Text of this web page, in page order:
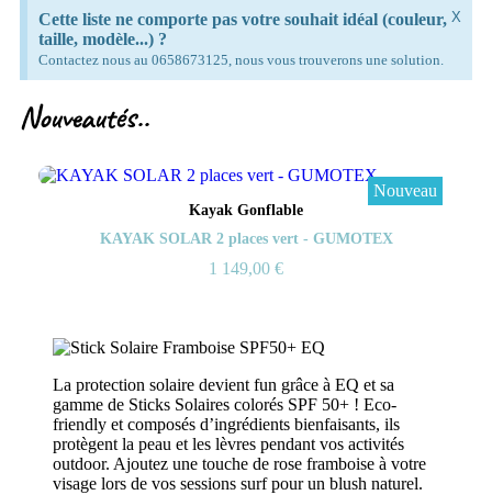
Cette liste ne comporte pas votre souhait idéal (couleur,
taille, modèle...) ?
Contactez nous au 0658673125, nous vous trouverons une solution.
X
Nouveautés..
Aperçu rapide
Nouveau
Kayak Gonflable
KAYAK SOLAR 2 places vert - GUMOTEX
1 149,00 €
La protection solaire devient fun grâce à EQ et sa
gamme de Sticks Solaires colorés SPF 50+ ! Eco-
friendly et composés d’ingrédients bienfaisants, ils
protègent la peau et les lèvres pendant vos activités
outdoor. Ajoutez une touche de rose framboise à votre
visage lors de vos sessions surf pour un blush naturel.